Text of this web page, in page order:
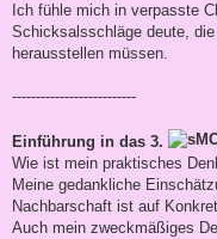
Ich fühle mich in verpasste
Schicksalsschläge deute,
herausstellen müssen.
--------------------------
Einführung in das 3.
Wie ist mein praktisches
Meine gedankliche
Nachbarschaft ist auf
Auch mein zweckmäßiges